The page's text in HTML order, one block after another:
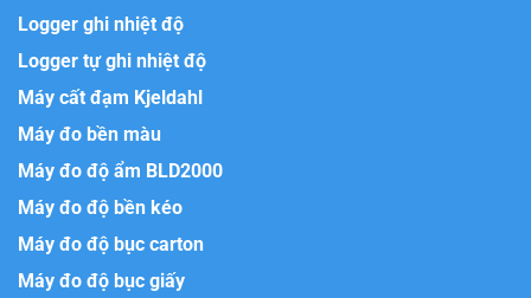
Logger ghi nhiệt độ
Logger tự ghi nhiệt độ
Máy cất đạm Kjeldahl
Máy đo bền màu
Máy đo độ ẩm BLD2000
Máy đo độ bền kéo
Máy đo độ bục carton
Máy đo độ bục giấy